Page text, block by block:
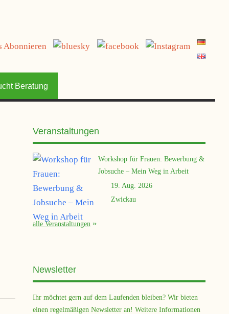
Beratung
Veranstaltungen
Workshop für Frauen: Bewerbung &
Jobsuche – Mein Weg in Arbeit
19. Aug. 2026
Zwickau
alle Veranstaltungen
Newsletter
Ihr möchtet gern auf dem Laufenden bleiben? Wir bieten
einen regelmäßigen Newsletter an! Weitere Informationen